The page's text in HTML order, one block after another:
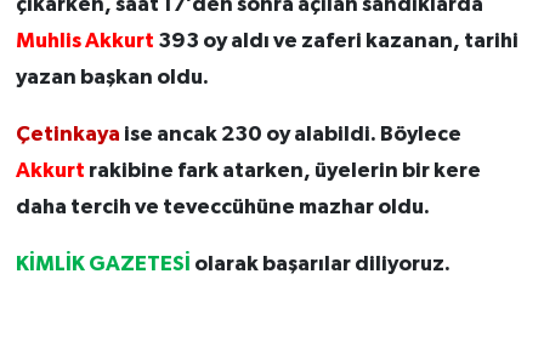
çıkarken, saat 17’den sonra açılan sandıklarda
Muhlis Akkurt 393 oy aldı ve zaferi kazanan, tarihi
yazan başkan oldu.
Çetinkaya ise ancak 230 oy alabildi. Böylece
Akkurt rakibine fark atarken, üyelerin bir kere
daha tercih ve teveccühüne mazhar oldu.
KİMLİK GAZETESİ olarak başarılar diliyoruz.